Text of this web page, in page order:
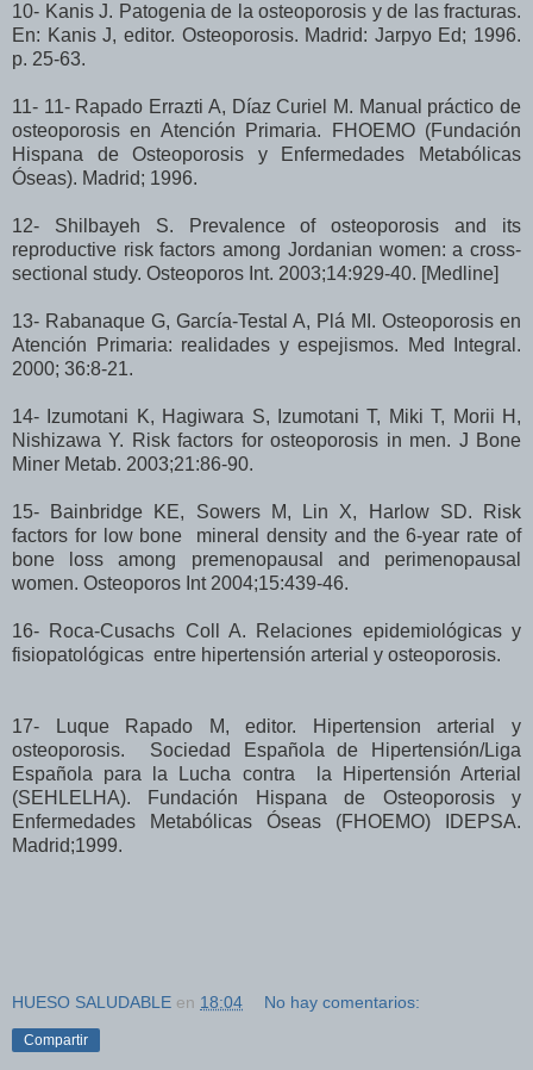
10- Kanis J. Patogenia de la osteoporosis y de las fracturas.
En: Kanis J, editor. Osteoporosis. Madrid: Jarpyo Ed; 1996.
p. 25-63.
11- 11- Rapado Errazti A, Díaz Curiel M. Manual práctico de
osteoporosis en Atención Primaria. FHOEMO (Fundación
Hispana de Osteoporosis y Enfermedades Metabólicas
Óseas). Madrid; 1996.
12- Shilbayeh S. Prevalence of osteoporosis and its
reproductive risk factors among Jordanian women: a cross-
sectional study. Osteoporos Int. 2003;14:929-40. [Medline]
13- Rabanaque G, García-Testal A, Plá MI. Osteoporosis en
Atención Primaria: realidades y espejismos. Med Integral.
2000; 36:8-21.
14- Izumotani K, Hagiwara S, Izumotani T, Miki T, Morii H,
Nishizawa Y. Risk factors for osteoporosis in men. J Bone
Miner Metab. 2003;21:86-90.
15- Bainbridge KE, Sowers M, Lin X, Harlow SD. Risk
factors for low bone mineral density and the 6-year rate of
bone loss among premenopausal and perimenopausal
women. Osteoporos Int 2004;15:439-46.
16- Roca-Cusachs Coll A. Relaciones epidemiológicas y
fisiopatológicas entre hipertensión arterial y osteoporosis.
17- Luque Rapado M, editor. Hipertension arterial y
osteoporosis. Sociedad Española de Hipertensión/Liga
Española para la Lucha contra la Hipertensión Arterial
(SEHLELHA). Fundación Hispana de Osteoporosis y
Enfermedades Metabólicas Óseas (FHOEMO) IDEPSA.
Madrid;1999.
HUESO SALUDABLE en 18:04 No hay comentarios:
Compartir